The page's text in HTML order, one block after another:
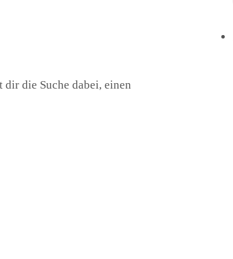
die Suche dabei, einen